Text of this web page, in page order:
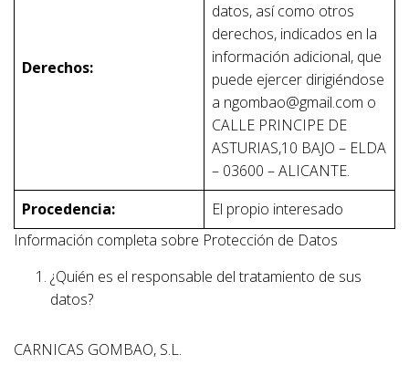
Derechos:
datos, así como otros
derechos, indicados en la
información adicional, que
puede ejercer dirigiéndose
a ngombao@gmail.com o
CALLE PRINCIPE DE
ASTURIAS,10 BAJO – ELDA
– 03600 – ALICANTE.
Procedencia:
El propio interesado
Información completa sobre Protección de Datos
¿Quién es el responsable del tratamiento de sus
datos?
CARNICAS GOMBAO, S.L.